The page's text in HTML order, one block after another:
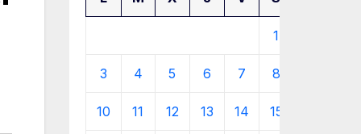
1
3 4 5 6 7 8
10 11 12 13 14 15